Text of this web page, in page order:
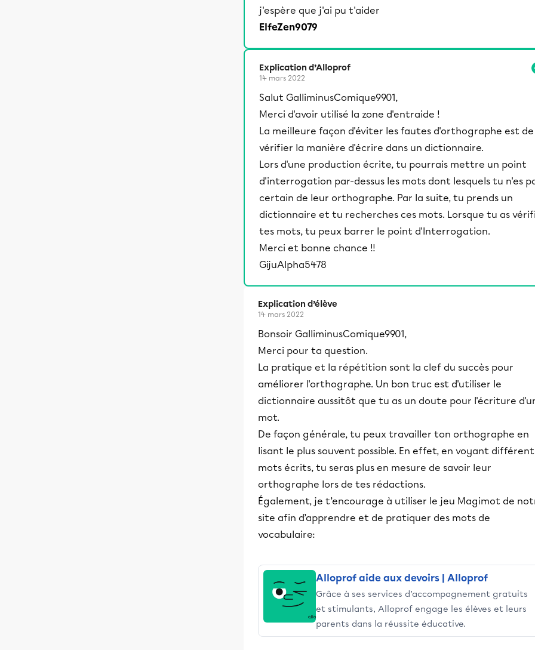
j'espère que j'ai pu t'aider
ElfeZen9079
Explication d’Alloprof
14 mars 2022
Salut GalliminusComique9901,
Merci d'avoir utilisé la zone d'entraide !
La meilleure façon d'éviter les fautes d'orthographe est de
vérifier la manière d'écrire dans un dictionnaire.
Lors d'une production écrite, tu pourrais mettre un point
d'interrogation par-dessus les mots dont lesquels tu n'es
certain de leur orthographe. Par la suite, tu prends un
dictionnaire et tu recherches ces mots. Lorsque tu as
tes mots, tu peux barrer le point d'Interrogation.
Merci et bonne chance !!
GijuAlpha5478
Explication d’élève
14 mars 2022
Bonsoir GalliminusComique9901,
Merci pour ta question.
La pratique et la répétition sont la clef du succès pour
améliorer l'orthographe. Un bon truc est d'utiliser le
dictionnaire aussitôt que tu as un doute pour l'écriture
mot.
De façon générale, tu peux travailler ton orthographe en
lisant le plus souvent possible. En effet, en voyant
mots écrits, tu seras plus en mesure de savoir leur
orthographe lors de tes rédactions.
Également, je t’encourage à utiliser le jeu Magimot de
site afin d’apprendre et de pratiquer des mots de
vocabulaire:
Alloprof aide aux devoirs | Alloprof
Grâce à ses services d’accompagnement gratuits
et stimulants, Alloprof engage les élèves et leurs
parents dans la réussite éducative.